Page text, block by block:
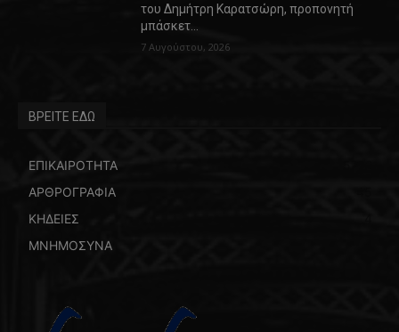
του Δημήτρη Καρατσώρη, προπονητή
μπάσκετ…
7 Αυγούστου, 2026
ΒΡΕΙΤΕ ΕΔΩ
ΕΠΙΚΑΙΡΟΤΗΤΑ
ΑΡΘΡΟΓΡΑΦΙΑ
ΚΗΔΕΙΕΣ
ΜΝΗΜΟΣΥΝΑ